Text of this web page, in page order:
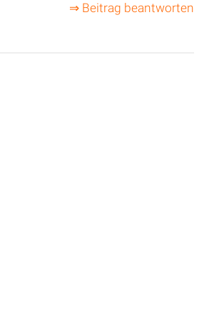
⇒ Beitrag beantworten